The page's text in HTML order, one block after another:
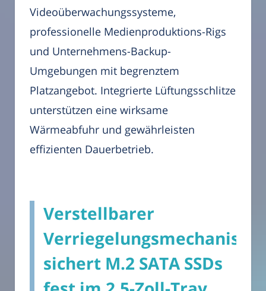
Videoüberwachungssysteme,
professionelle Medienproduktions-Rigs
und Unternehmens-Backup-
Umgebungen mit begrenztem
Platzangebot. Integrierte Lüftungsschlitze
unterstützen eine wirksame
Wärmeabfuhr und gewährleisten
effizienten Dauerbetrieb.
Verstellbarer
sichert M.2 SATA SSDs